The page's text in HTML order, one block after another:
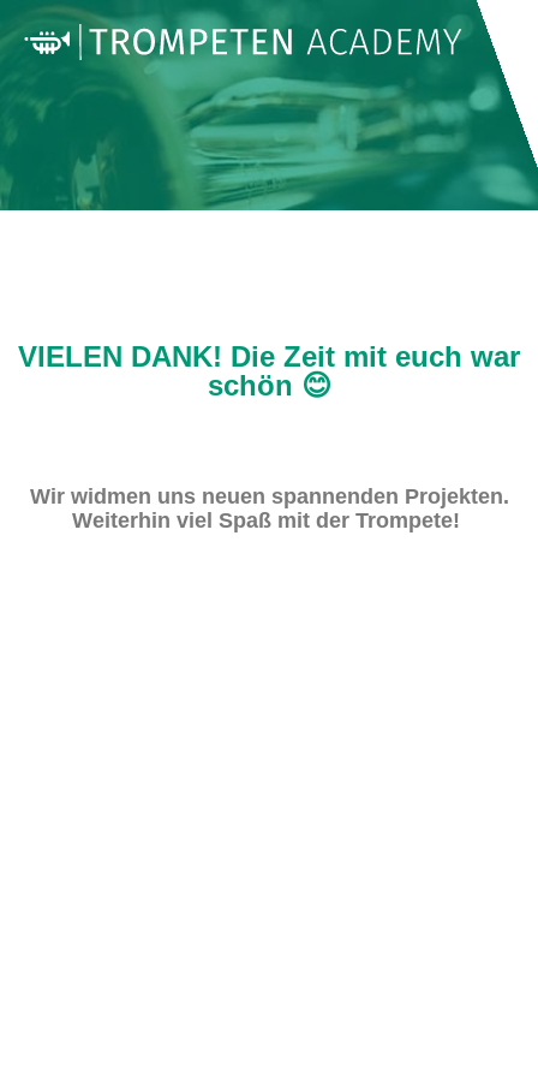
VIELEN DANK! Die Zeit mit euch war
schön 😊
Wir widmen uns neuen spannenden Projekten.
Weiterhin viel Spaß mit der Trompete!